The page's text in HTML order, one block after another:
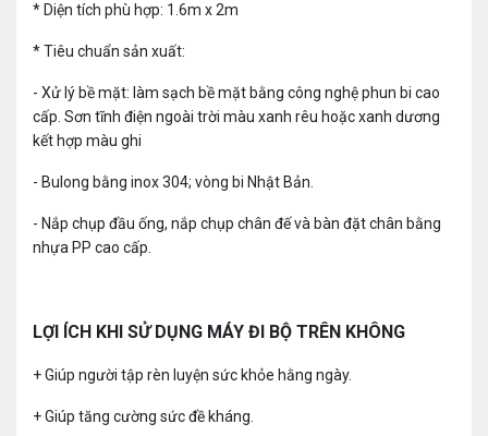
* Diện tích phù hợp: 1.6m x 2m
* Tiêu chuẩn sản xuất:
- Xử lý bề mặt: làm sạch bề mặt bằng công nghệ phun bi cao
cấp. Sơn tĩnh điện ngoài trời màu xanh rêu hoặc xanh dương
kết hợp màu ghi
- Bulong bằng inox 304; vòng bi Nhật Bản.
- Nắp chụp đầu ống, nắp chụp chân đế và bàn đặt chân bằng
nhựa PP cao cấp.
LỢI ÍCH KHI SỬ DỤNG MÁY ĐI BỘ TRÊN KHÔNG
+ Giúp người tập rèn luyện sức khỏe hằng ngày.
+ Giúp tăng cường sức đề kháng.